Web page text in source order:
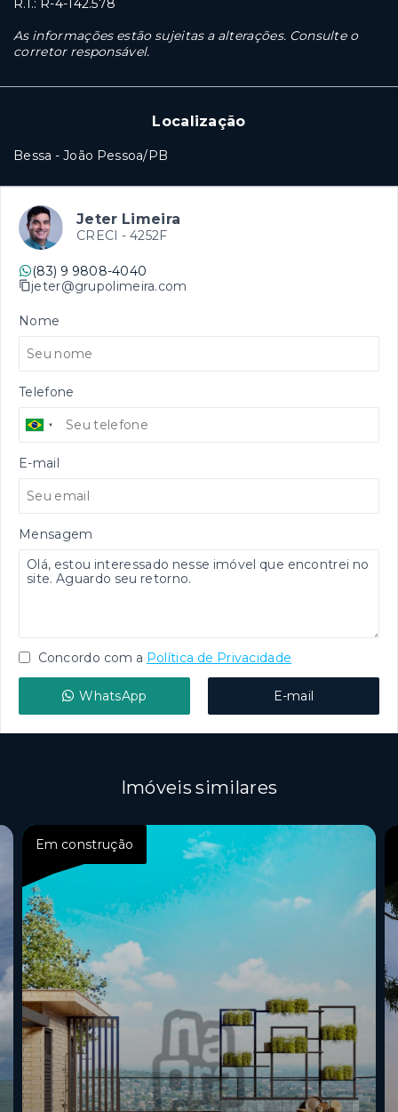
R.I.: R-4-142.578
As informações estão sujeitas a alterações. Consulte o
corretor responsável.
Localização
Bessa - João Pessoa/PB
Jeter Limeira
CRECI - 4252F
(83) 9 9808-4040
jeter@grupolimeira.com
Nome
Telefone
E-mail
Mensagem
Concordo com a Política de Privacidade
WhatsApp E-mail
Imóveis similares
Em construção